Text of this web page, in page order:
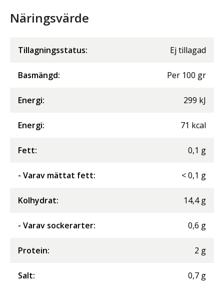
Näringsvärde
Tillagningsstatus: Ej tillagad
Basmängd: Per 100 gr
Energi: 299 kJ
Energi: 71 kcal
Fett: 0,1 g
- Varav mättat fett: <0,1 g
Kolhydrat: 14,4 g
- Varav sockerarter: 0,6 g
Protein: 2 g
Salt: 0,7 g